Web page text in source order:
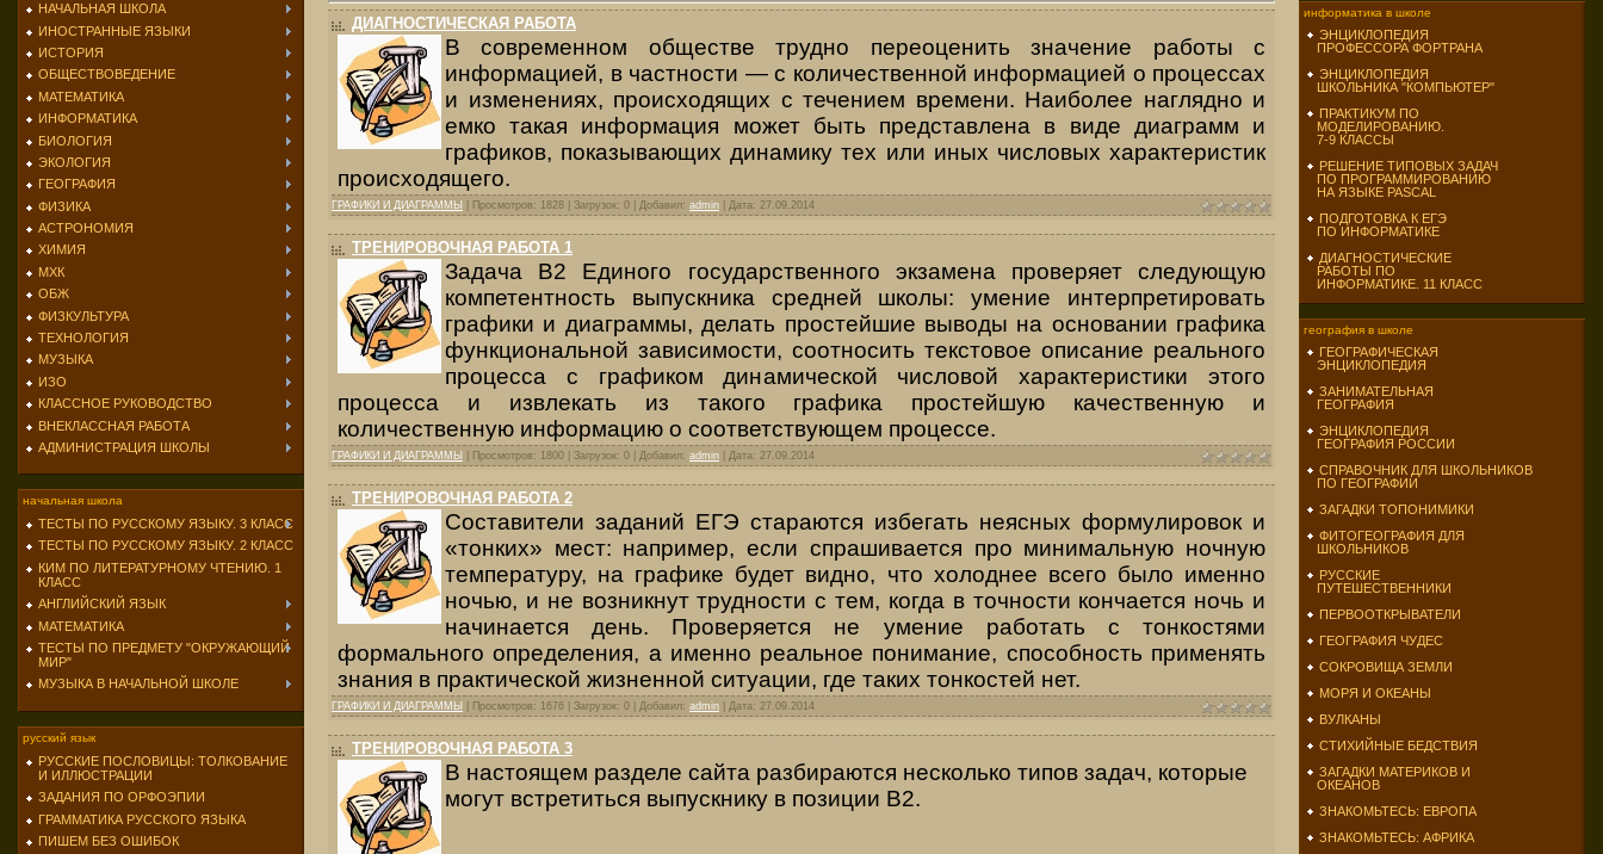
НАЧАЛЬНАЯ ШКОЛА
ИНОСТРАННЫЕ ЯЗЫКИ
ИСТОРИЯ
ОБЩЕСТВОВЕДЕНИЕ
МАТЕМАТИКА
ИНФОРМАТИКА
БИОЛОГИЯ
ЭКОЛОГИЯ
ГЕОГРАФИЯ
ФИЗИКА
АСТРОНОМИЯ
ХИМИЯ
МХК
ОБЖ
ФИЗКУЛЬТУРА
ТЕХНОЛОГИЯ
МУЗЫКА
ИЗО
КЛАССНОЕ РУКОВОДСТВО
ВНЕКЛАССНАЯ РАБОТА
АДМИНИСТРАЦИЯ ШКОЛЫ
начальная школа
ТЕСТЫ ПО РУССКОМУ ЯЗЫКУ. 3 КЛАСС
ТЕСТЫ ПО РУССКОМУ ЯЗЫКУ. 2 КЛАСС
КИМ ПО ЛИТЕРАТУРНОМУ ЧТЕНИЮ. 1
КЛАСС
АНГЛИЙСКИЙ ЯЗЫК
МАТЕМАТИКА
ТЕСТЫ ПО ПРЕДМЕТУ "ОКРУЖАЮЩИЙ
МИР"
МУЗЫКА В НАЧАЛЬНОЙ ШКОЛЕ
русский язык
РУССКИЕ ПОСЛОВИЦЫ: ТОЛКОВАНИЕ
И ИЛЛЮСТРАЦИИ
ЗАДАНИЯ ПО ОРФОЭПИИ
ГРАММАТИКА РУССКОГО ЯЗЫКА
ПИШЕМ БЕЗ ОШИБОК
ДИАГНОСТИЧЕСКАЯ РАБОТА
В современном обществе трудно переоценить значение работы с
информацией, в частности — с количественной информацией о процессах
и изменениях, происходя­щих с течением времени. Наиболее наглядно и
емко такая информация может быть представлена в виде диаграмм и
графиков, показывающих динамику тех или иных числовых характеристик
происходящего.
ГРАФИКИ И ДИАГРАММЫ | Просмотров: 1828 | Загрузок: 0 | Добавил: admin | Дата: 27.09.2014
ТРЕНИРОВОЧНАЯ РАБОТА 1
Задача В2 Единого государственного экзамена проверяет следующую
компетент­ность выпускника средней школы: умение интерпретировать
графики и диаграммы, делать простейшие выводы на основании графика
функциональной зависимости, со­относить текстовое описание реального
процесса с графиком динамической числовой характеристики этого
процесса и извлекать из такого графика простейшую качествен­ную и
количественную информацию о соответствующем процессе.
ГРАФИКИ И ДИАГРАММЫ | Просмотров: 1800 | Загрузок: 0 | Добавил: admin | Дата: 27.09.2014
ТРЕНИРОВОЧНАЯ РАБОТА 2
Составители заданий ЕГЭ стараются избегать неясных формулировок и
«тонких» мест: напри­мер, если спрашивается про минимальную ночную
температуру, на графике будет видно, что холоднее всего было именно
ночью, и не возникнут трудности с тем, когда в точности кончается ночь и
начинается день. Проверяется не умение работать с
тонкостями
формального определения, а именно реальное понимание, способность применять
знания в практической жизненной ситуации, где таких тонкостей нет.
ГРАФИКИ И ДИАГРАММЫ | Просмотров: 1676 | Загрузок: 0 | Добавил: admin | Дата: 27.09.2014
ТРЕНИРОВОЧНАЯ РАБОТА 3
В настоящем разделе сайта разбираются несколько типов задач, которые
могут встре­титься выпускнику в позиции В2.
информатика в школе
ЭНЦИКЛОПЕДИЯ
ПРОФЕССОРА ФОРТРАНА
ЭНЦИКЛОПЕДИЯ
ШКОЛЬНИКА "КОМПЬЮТЕР"
ПРАКТИКУМ ПО
МОДЕЛИРОВАНИЮ.
7-9 КЛАССЫ
РЕШЕНИЕ ТИПОВЫХ ЗАДАЧ
ПО ПРОГРАММИРОВАНИЮ
НА ЯЗЫКЕ PASCAL
ПОДГОТОВКА К ЕГЭ
ПО ИНФОРМАТИКЕ
ДИАГНОСТИЧЕСКИЕ
РАБОТЫ ПО
ИНФОРМАТИКЕ. 11 КЛАСС
география в школе
ГЕОГРАФИЧЕСКАЯ
ЭНЦИКЛОПЕДИЯ
ЗАНИМАТЕЛЬНАЯ
ГЕОГРАФИЯ
ЭНЦИКЛОПЕДИЯ
ГЕОГРАФИЯ РОССИИ
СПРАВОЧНИК ДЛЯ ШКОЛЬНИКОВ
ПО ГЕОГРАФИИ
ЗАГАДКИ ТОПОНИМИКИ
ФИТОГЕОГРАФИЯ ДЛЯ
ШКОЛЬНИКОВ
РУССКИЕ
ПУТЕШЕСТВЕННИКИ
ПЕРВООТКРЫВАТЕЛИ
ГЕОГРАФИЯ ЧУДЕС
СОКРОВИЩА ЗЕМЛИ
МОРЯ И ОКЕАНЫ
ВУЛКАНЫ
СТИХИЙНЫЕ БЕДСТВИЯ
ЗАГАДКИ МАТЕРИКОВ И
ОКЕАНОВ
ЗНАКОМЬТЕСЬ: ЕВРОПА
ЗНАКОМЬТЕСЬ: АФРИКА